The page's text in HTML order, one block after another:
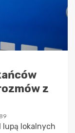
z
lokalnych